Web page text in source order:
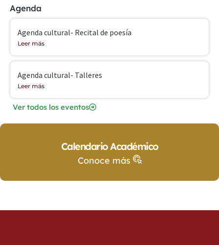
Agenda
Agenda cultural- Recital de poesía
Leer más
Agenda cultural- Talleres
Leer más
Ver todos los eventos
Calendario Académico
Conoce más